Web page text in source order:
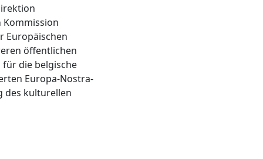
Kommission
Europäischen
öffentlichen
die belgische
Europa-Nostra-
des kulturellen